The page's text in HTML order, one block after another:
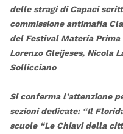
delle stragi di Capaci
commissione antimafia
del Festival Materia Prima
Lorenzo Gleijeses, Nicola
Sollicciano
Si conferma l’attenzione
sezioni dedicate: “Il
scuole “Le Chiavi della